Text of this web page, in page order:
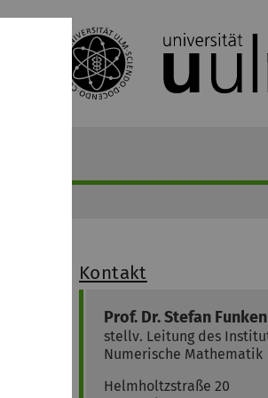
Kontakt
Prof. Dr.Stefan Funken
stellv. Leitung des
Numerische Mathematik
Helmholtzstraße 20